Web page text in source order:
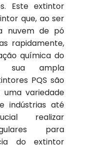
Este extintor
que, ao ser
nuvem de pó
rapidamente,
química do
sua ampla
PQS são
variedade
indústrias até
realizar
para
do extintor